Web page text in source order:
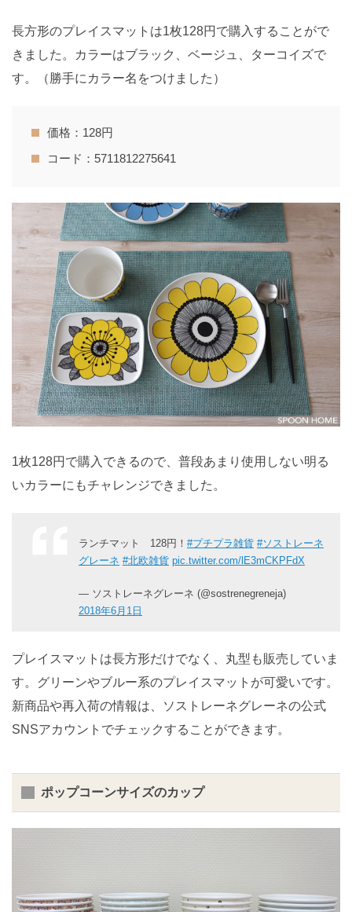
長方形のプレイスマットは1枚128円で購入することがで
きました。カラーはブラック、ベージュ、ターコイズで
す。（勝手にカラー名をつけました）
価格：128円
コード：5711812275641
1枚128円で購入できるので、普段あまり使用しない明る
いカラーにもチャレンジできました。
ランチマット 128円！ #プチプラ雑貨 #ソストレーネ
グレーネ #北欧雑貨 pic.twitter.com/lE3mCKPFdX
— ソストレーネグレーネ (@sostrenegreneja)
2018年6月1日
プレイスマットは長方形だけでなく、丸型も販売していま
す。グリーンやブルー系のプレイスマットが可愛いです。
新商品や再入荷の情報は、ソストレーネグレーネの公式
SNSアカウントでチェックすることができます。
ポップコーンサイズのカップ